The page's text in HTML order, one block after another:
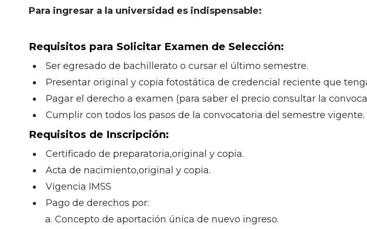
Para ingresar a la universidad es indispensable:
Requisitos para Solicitar Examen de Selección:
Ser egresado de bachillerato o cursar el último semestre.
Presentar original y copia fotostática de credencial reciente que
Pagar el derecho a examen (para saber el precio consultar la
Cumplir con todos los pasos de la convocatoria del semestre vigente.
Requisitos de Inscripción:
Certificado de preparatoria,original y copia.
Acta de nacimiento,original y copia.
Vigencia IMSS
Pago de derechos por:
a. Concepto de aportación única de nuevo ingreso.